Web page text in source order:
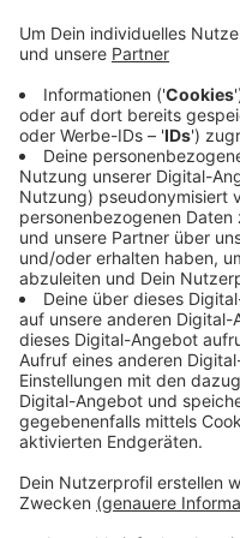
Anzeige
Bei dem Unfall wurden
ist Kraftstoff
Unfallstelle und ließ
Unfallstelle vorbei
Streckenabschnitt für
Bergungsarbeiten
abgeschlossen.
Anzeige